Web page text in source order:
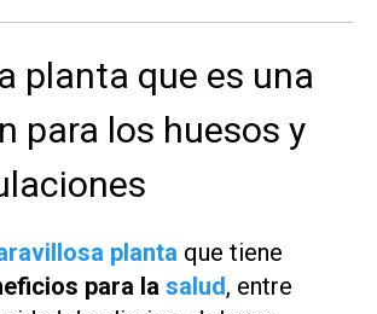
planta que es una
para los huesos y
planta que tiene
para la salud, entre